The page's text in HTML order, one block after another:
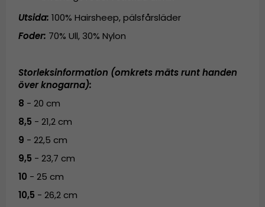
Utsida: 100% Hairsheep, pälsfårsläder
Foder: 70% Ull, 30% Nylon
Storleksinformation (omkrets mäts runt handen
över knogarna):
8 - 20 cm
8,5 - 21,2 cm
9 - 22,5 cm
9,5 - 23,7 cm
10 - 25 cm
10,5 - 26,2 cm